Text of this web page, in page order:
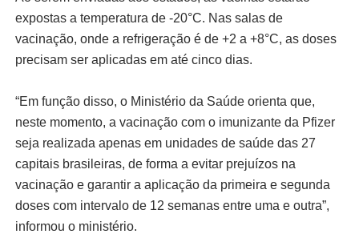
expostas a temperatura de -20°C. Nas salas de
vacinação, onde a refrigeração é de +2 a +8°C, as doses
precisam ser aplicadas em até cinco dias.
“Em função disso, o Ministério da Saúde orienta que,
neste momento, a vacinação com o imunizante da Pfizer
seja realizada apenas em unidades de saúde das 27
capitais brasileiras, de forma a evitar prejuízos na
vacinação e garantir a aplicação da primeira e segunda
doses com intervalo de 12 semanas entre uma e outra”,
informou o ministério.